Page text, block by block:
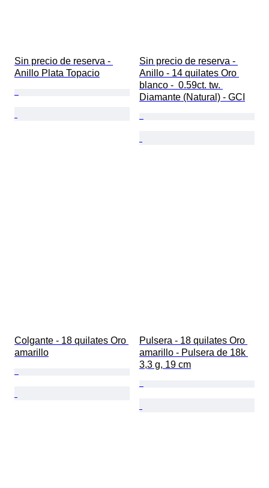
Sin precio de reserva -
Anillo Plata Topacio
Sin precio de reserva -
Anillo - 14 quilates Oro
blanco -  0.59ct. tw.
Diamante (Natural) - GCI
Colgante - 18 quilates Oro
amarillo
Pulsera - 18 quilates Oro
amarillo - Pulsera de 18k
3,3 g, 19 cm